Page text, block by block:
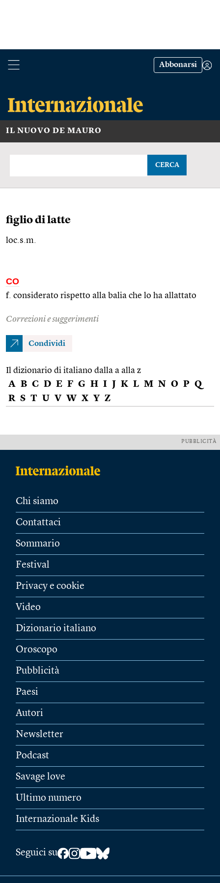
Abbonarsi
IL NUOVO DE MAURO
CERCA
figlio di latte
loc.s.m.
CO
f. considerato rispetto alla balia che lo ha allattato
Correzioni e suggerimenti
Condividi
Il dizionario di italiano dalla a alla z
A B C D E F G H I J K L M N O P Q
R S T U V W X Y Z
PUBBLICITÀ
Chi siamo
Contattaci
Sommario
Festival
Privacy e cookie
Video
Dizionario italiano
Oroscopo
Pubblicità
Paesi
Autori
Newsletter
Podcast
Savage love
Ultimo numero
Internazionale Kids
Seguici su